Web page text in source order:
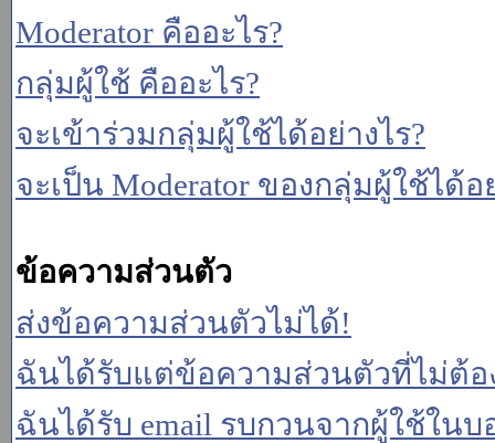
Moderator คืออะไร?
กลุ่มผู้ใช้ คืออะไร?
จะเข้าร่วมกลุ่มผู้ใช้ได้อย่างไร?
จะเป็น Moderator ของกลุ่มผู้ใช้ได้อ
ข้อความส่วนตัว
ส่งข้อความส่วนตัวไม่ได้!
ฉันได้รับแต่ข้อความส่วนตัวที่ไม่ต้อ
ฉันได้รับ email รบกวนจากผู้ใช้ใน